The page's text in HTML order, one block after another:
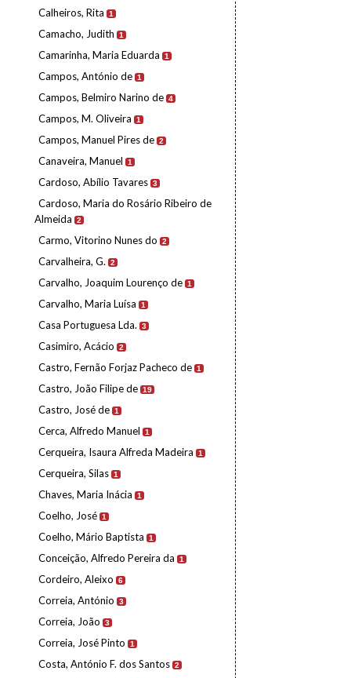
Calheiros, Rita 1
Camacho, Judith 1
Camarinha, Maria Eduarda 1
Campos, António de 1
Campos, Belmiro Narino de 4
Campos, M. Oliveira 1
Campos, Manuel Pires de 2
Canaveira, Manuel 1
Cardoso, Abílio Tavares 3
Cardoso, Maria do Rosário Ribeiro de
Almeida
2
Carmo, Vitorino Nunes do 2
Carvalheira, G. 2
Carvalho, Joaquim Lourenço de 1
Carvalho, Maria Luísa 1
Casa Portuguesa Lda. 3
Casimiro, Acácio 2
Castro, Fernão Forjaz Pacheco de 1
Castro, João Filipe de 19
Castro, José de 1
Cerca, Alfredo Manuel 1
Cerqueira, Isaura Alfreda Madeira 1
Cerqueira, Silas 1
Chaves, Maria Inácia 1
Coelho, José 1
Coelho, Mário Baptista 1
Conceição, Alfredo Pereira da 1
Cordeiro, Aleixo 6
Correia, António 3
Correia, João 3
Correia, José Pinto 1
Costa, António F. dos Santos 2